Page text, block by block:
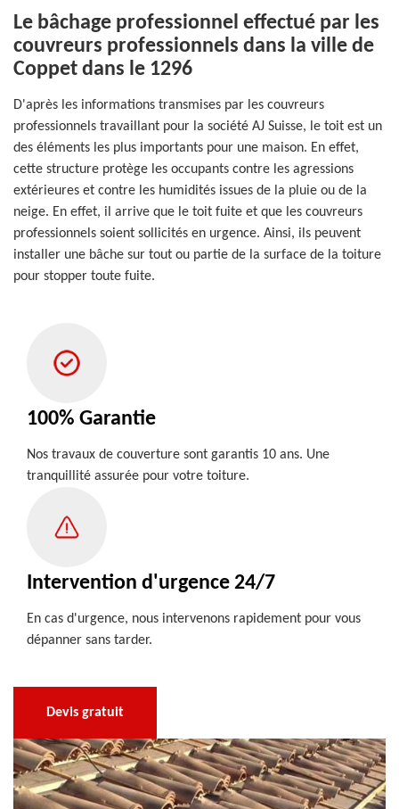
Le bâchage professionnel effectué par les
couvreurs professionnels dans la ville de
Coppet dans le 1296
D'après les informations transmises par les couvreurs
professionnels travaillant pour la société AJ Suisse, le toit est un
des éléments les plus importants pour une maison. En effet,
cette structure protège les occupants contre les agressions
extérieures et contre les humidités issues de la pluie ou de la
neige. En effet, il arrive que le toit fuite et que les couvreurs
professionnels soient sollicités en urgence. Ainsi, ils peuvent
installer une bâche sur tout ou partie de la surface de la toiture
pour stopper toute fuite.
100% Garantie
Nos travaux de couverture sont garantis 10 ans. Une
tranquillité assurée pour votre toiture.
Intervention d'urgence 24/7
En cas d'urgence, nous intervenons rapidement pour vous
dépanner sans tarder.
Devis gratuit